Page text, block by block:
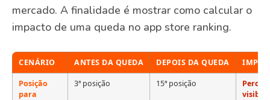
mercado. A finalidade é mostrar como calcular o
impacto de uma queda no app store ranking.
CENÁRIO ANTES DA QUEDA DEPOIS DA QUEDA
Posição
para
3ª posição 15ª posição
Perda